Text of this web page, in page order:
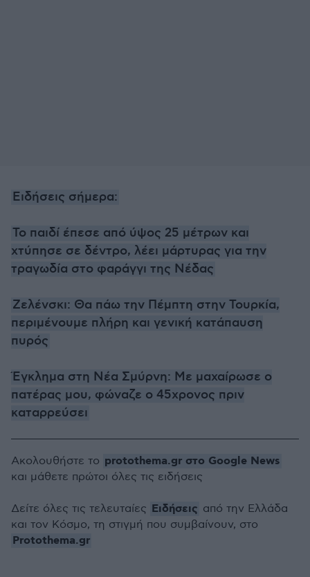
Ειδήσεις σήμερα:
Το παιδί έπεσε από ύψος 25 μέτρων και
χτύπησε σε δέντρο, λέει μάρτυρας για την
τραγωδία στο φαράγγι της Νέδας
Ζελένσκι: Θα πάω την Πέμπτη στην Τουρκία,
περιμένουμε πλήρη και γενική κατάπαυση
πυρός
Έγκλημα στη Νέα Σμύρνη: Με μαχαίρωσε ο
πατέρας μου, φώναζε ο 45χρονος πριν
καταρρεύσει
Ακολουθήστε το protothema.gr στο Google News
και μάθετε πρώτοι όλες τις ειδήσεις
Δείτε όλες τις τελευταίες Ειδήσεις από την Ελλάδα
και τον Κόσμο, τη στιγμή που συμβαίνουν, στο
Protothema.gr